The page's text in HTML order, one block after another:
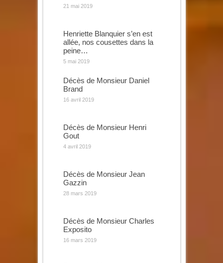
21 mai 2019
Henriette Blanquier s’en est
allée, nos cousettes dans la
peine…
5 mai 2019
Décès de Monsieur Daniel
Brand
16 avril 2019
Décès de Monsieur Henri
Gout
4 avril 2019
Décès de Monsieur Jean
Gazzin
28 mars 2019
Décès de Monsieur Charles
Exposito
16 mars 2019